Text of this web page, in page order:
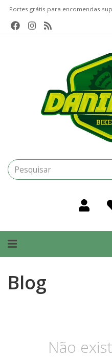
Portes grátis para encomendas
Alternar
Blog
Não